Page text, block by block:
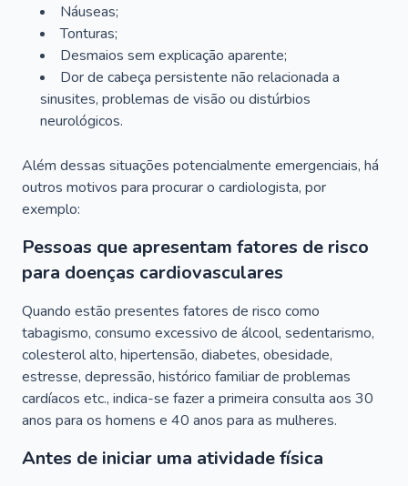
Náuseas;
Tonturas;
Desmaios sem explicação aparente;
Dor de cabeça persistente não relacionada a
sinusites, problemas de visão ou distúrbios
neurológicos.
Além dessas situações potencialmente emergenciais, há
outros motivos para procurar o cardiologista, por
exemplo:
Pessoas que apresentam fatores de risco
para doenças cardiovasculares
Quando estão presentes fatores de risco como
tabagismo, consumo excessivo de álcool, sedentarismo,
colesterol alto, hipertensão, diabetes, obesidade,
estresse, depressão, histórico familiar de problemas
cardíacos etc., indica-se fazer a primeira consulta aos 30
anos para os homens e 40 anos para as mulheres.
Antes de iniciar uma atividade física